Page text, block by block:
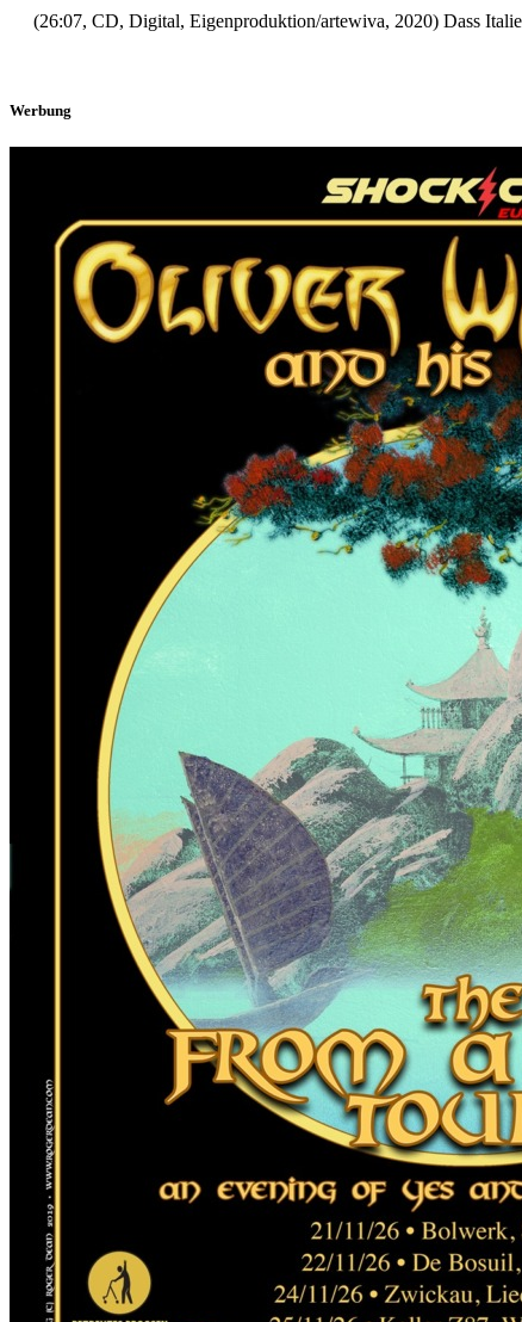
(26:07, CD, Digital, Eigenproduktion/artewiva, 2020) Dass
Werbung